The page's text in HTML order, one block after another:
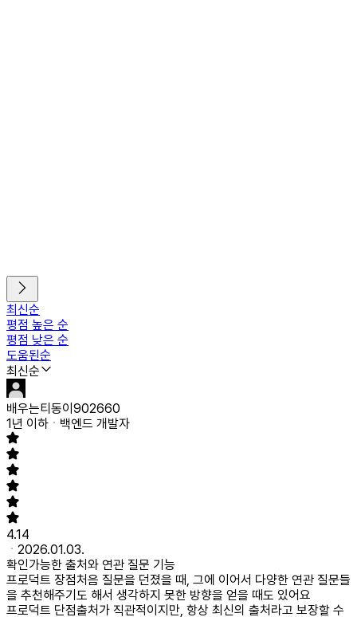
최신순
평점 높은 순
평점 낮은 순
도움된순
최신순
배우는티동이902660
1년 이하
백엔드 개발자
4.14
2026.01.03.
확인가능한 출처와 연관 질문 기능
프로덕트 장점처음 질문을 던졌을 때, 그에 이어서 다양한 연관 질문들
을 추천해주기도 해서 생각하지 못한 방향을 얻을 때도 있어요
프로덕트 단점출처가 직관적이지만, 항상 최신의 출처라고 보장할 수